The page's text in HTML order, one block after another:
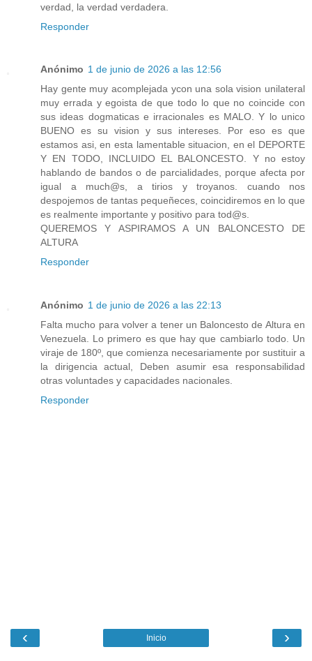
verdad, la verdad verdadera.
Responder
Anónimo 1 de junio de 2026 a las 12:56
Hay gente muy acomplejada ycon una sola vision unilateral
muy errada y egoista de que todo lo que no coincide con
sus ideas dogmaticas e irracionales es MALO. Y lo unico
BUENO es su vision y sus intereses. Por eso es que
estamos asi, en esta lamentable situacion, en el DEPORTE
Y EN TODO, INCLUIDO EL BALONCESTO. Y no estoy
hablando de bandos o de parcialidades, porque afecta por
igual a much@s, a tirios y troyanos. cuando nos
despojemos de tantas pequeñeces, coincidiremos en lo que
es realmente importante y positivo para tod@s.
QUEREMOS Y ASPIRAMOS A UN BALONCESTO DE
ALTURA
Responder
Anónimo 1 de junio de 2026 a las 22:13
Falta mucho para volver a tener un Baloncesto de Altura en
Venezuela. Lo primero es que hay que cambiarlo todo. Un
viraje de 180º, que comienza necesariamente por sustituir a
la dirigencia actual, Deben asumir esa responsabilidad
otras voluntades y capacidades nacionales.
Responder
‹ ›
Inicio